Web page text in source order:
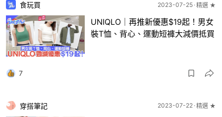
食玩買 2023-07-25 精選 ★
UNIQLO｜再推新優惠$19起！男女
裝T恤、背心、運動短褲大減價抵買
7
穿搭筆記 2023-07-22 精選 ★